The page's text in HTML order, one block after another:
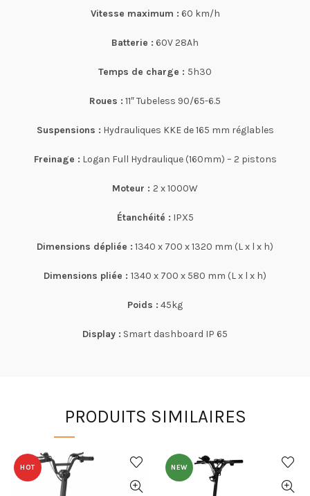
Vitesse maximum : 60 km/h
Batterie : 60V 28Ah
Temps de charge : 5h30
Roues : 11″ Tubeless 90/65-6.5
Suspensions : Hydrauliques KKE de 165 mm réglables
Freinage : Logan Full Hydraulique (160mm) – 2 pistons
Moteur : 2 x 1000W
Étanchéité : IPX5
Dimensions dépliée : 1340 x 700 x 1320 mm (L x l x h)
Dimensions pliée : 1340 x 700 x 580 mm (L x l x h)
Poids : 45kg
Display : Smart dashboard IP 65
PRODUITS SIMILAIRES
HOT NEW